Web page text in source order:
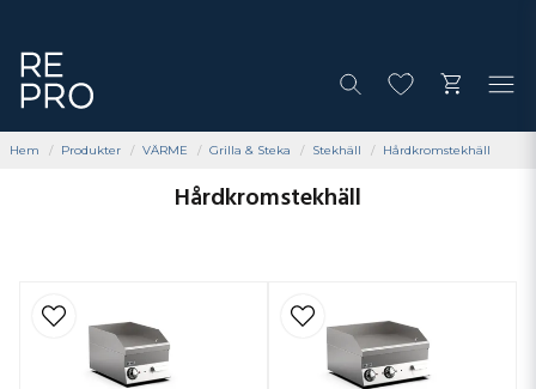
Hem Produkter VÄRME Grilla & Steka Stekhäll Hårdkromstekhäll
Hårdkromstekhäll